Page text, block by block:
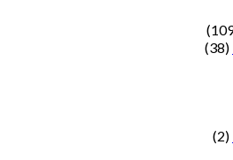
(38)
(2)